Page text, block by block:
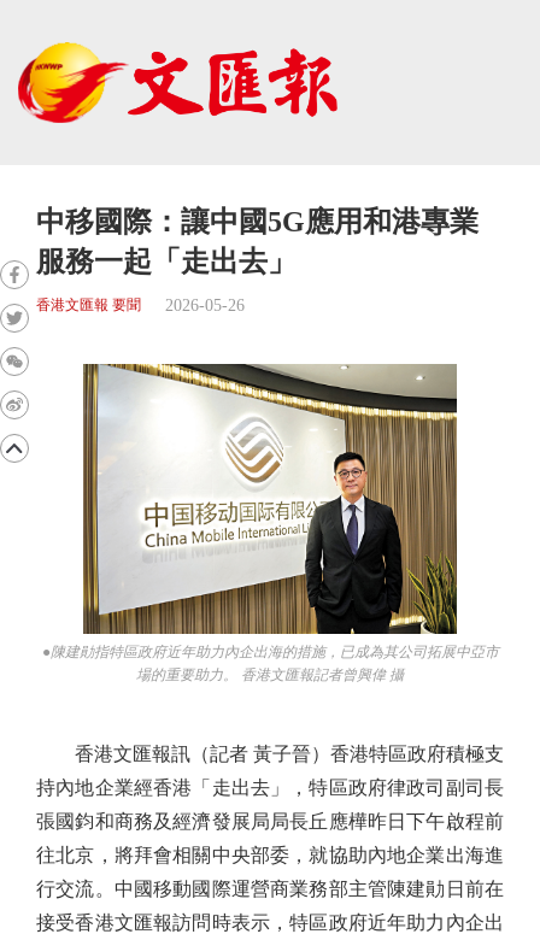
中移國際：讓中國5G應用和港專業
服務一起「走出去」
香港文匯報 要聞 2026-05-26
●陳建勛指特區政府近年助力內企出海的措施，已成為其公司拓展中亞市
場的重要助力。 香港文匯報記者曾興偉 攝
香港文匯報訊（記者 黃子晉）香港特區政府積極支
持內地企業經香港「走出去」，特區政府律政司副司長
張國鈞和商務及經濟發展局局長丘應樺昨日下午啟程前
往北京，將拜會相關中央部委，就協助內地企業出海進
行交流。中國移動國際運營商業務部主管陳建勛日前在
接受香港文匯報訪問時表示，特區政府近年助力內企出